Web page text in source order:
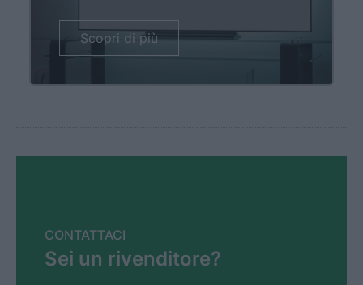
Scopri di più
CONTATTACI
Sei un rivenditore?